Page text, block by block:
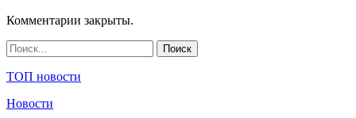
Комментарии закрыты.
ТОП новости
Новости